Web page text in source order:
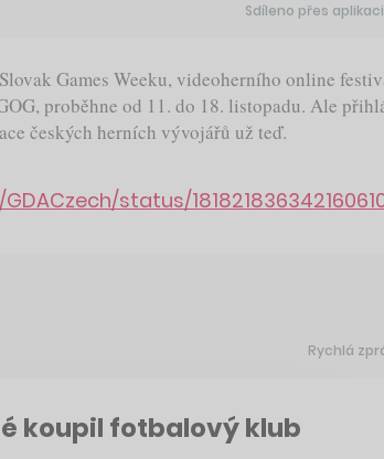
Sdíleno přes
Games Weeku, videoherního online
proběhne od 11. do 18. listopadu. Ale
českých herních vývojářů už teď.
status/
Rychlá
koupil fotbalový klub